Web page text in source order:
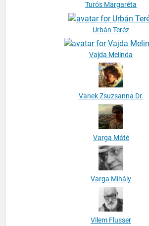
Turós Margaréta
Urbán Teréz
Vajda Melinda
Vanek Zsuzsanna Dr.
Varga Máté
Varga Mihály
Vilem Flusser